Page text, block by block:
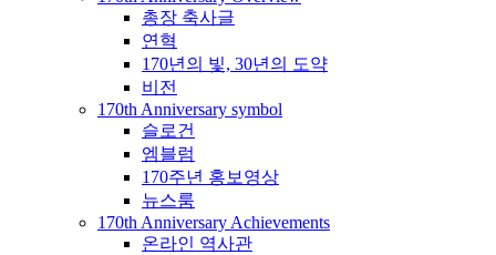
총장 축사글
연혁
170년의 빛, 30년의 도약
비전
170th Anniversary symbol
슬로건
엠블럼
170주년 홍보영상
뉴스룸
170th Anniversary Achievements
온라인 역사관